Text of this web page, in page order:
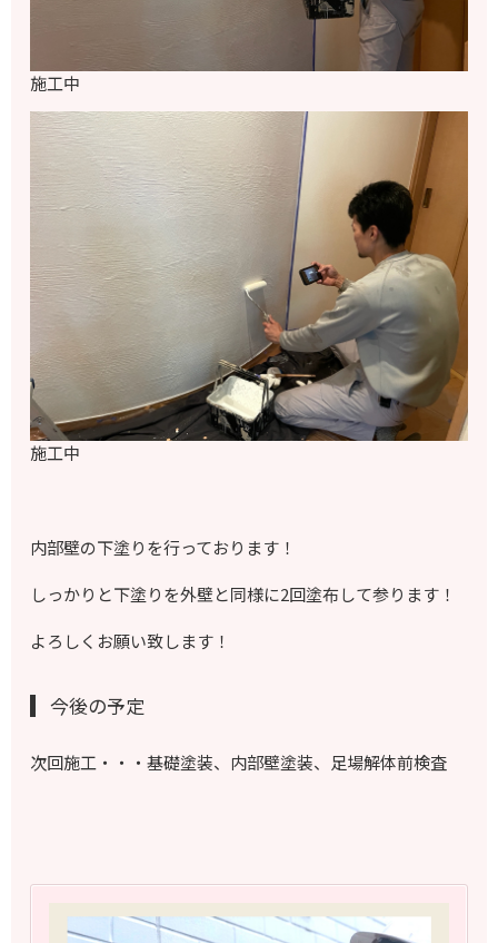
施工中
施工中
内部壁の下塗りを行っております！
しっかりと下塗りを外壁と同様に2回塗布して参ります！
よろしくお願い致します！
今後の予定
次回施工・・・基礎塗装、内部壁塗装、足場解体前検査